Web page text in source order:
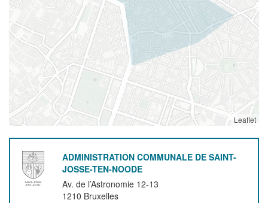
Leaflet
ADMINISTRATION COMMUNALE DE SAINT-
JOSSE-TEN-NOODE
Av. de l’Astronomie 12-13
1210 Bruxelles